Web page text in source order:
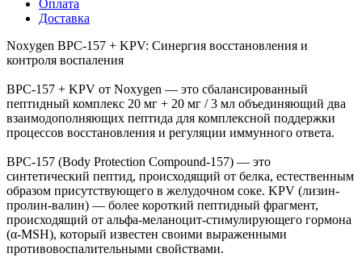
Оплата
Доставка
Noxygen BPC-157 + KPV: Синергия восстановления и
контроля воспаления
BPC-157 + KPV от Noxygen — это сбалансированный
пептидный комплекс 20 мг + 20 мг / 3 мл объединяющий два
взаимодополняющих пептида для комплексной поддержки
процессов восстановления и регуляции иммунного ответа.
BPC-157 (Body Protection Compound-157) — это
синтетический пептид, происходящий от белка, естественным
образом присутствующего в желудочном соке. KPV (лизин-
пролин-валин) — более короткий пептидный фрагмент,
происходящий от альфа-меланоцит-стимулирующего гормона
(α-MSH), который известен своими выраженными
противовоспалительными свойствами.